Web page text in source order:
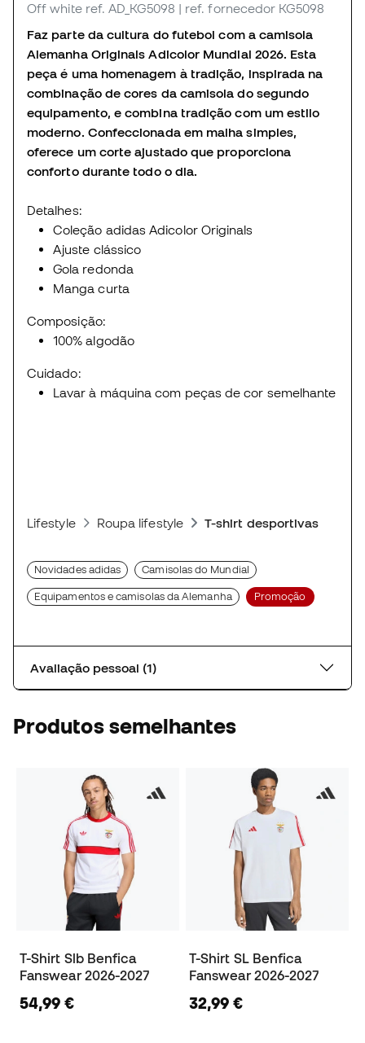
Off white ref. AD_KG5098 | ref. fornecedor KG5098
Faz parte da cultura do futebol com a camisola
Alemanha Originals Adicolor Mundial 2026. Esta
peça é uma homenagem à tradição, inspirada na
combinação de cores da camisola do segundo
equipamento, e combina tradição com um estilo
moderno. Confeccionada em malha simples,
oferece um corte ajustado que proporciona
conforto durante todo o dia.
Detalhes:
Coleção adidas Adicolor Originals
Ajuste clássico
Gola redonda
Manga curta
Composição:
100% algodão
Cuidado:
Lavar à máquina com peças de cor semelhante
Lifestyle Roupa lifestyle T-shirt desportivas
Novidades adidas Camisolas do Mundial
Equipamentos e camisolas da Alemanha Promoção
Avaliação pessoal (1)
Produtos semelhantes
T-Shirt Slb Benfica
Fanswear 2026-2027
54,99 €
T-Shirt SL Benfica
Fanswear 2026-2027
32,99 €